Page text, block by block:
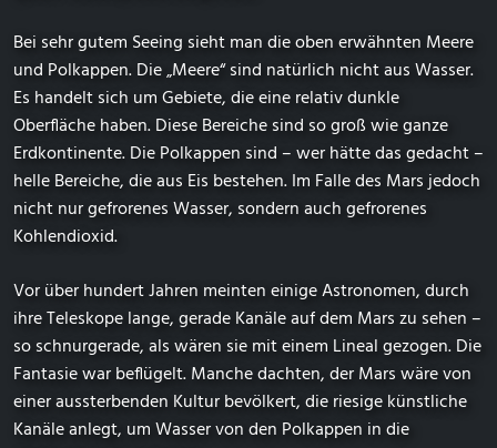
Bei sehr gutem Seeing sieht man die oben erwähnten Meere
und Polkappen. Die „Meere“ sind natürlich nicht aus Wasser.
Es handelt sich um Gebiete, die eine relativ dunkle
Oberfläche haben. Diese Bereiche sind so groß wie ganze
Erdkontinente. Die Polkappen sind – wer hätte das gedacht –
helle Bereiche, die aus Eis bestehen. Im Falle des Mars jedoch
nicht nur gefrorenes Wasser, sondern auch gefrorenes
Kohlendioxid.
Vor über hundert Jahren meinten einige Astronomen, durch
ihre Teleskope lange, gerade Kanäle auf dem Mars zu sehen –
so schnurgerade, als wären sie mit einem Lineal gezogen. Die
Fantasie war beflügelt. Manche dachten, der Mars wäre von
einer aussterbenden Kultur bevölkert, die riesige künstliche
Kanäle anlegt, um Wasser von den Polkappen in die